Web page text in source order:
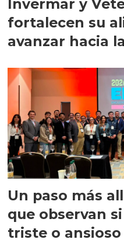
Invermar y
fortalecen su
avanzar hacia
Un paso más
que observan
triste o ansioso